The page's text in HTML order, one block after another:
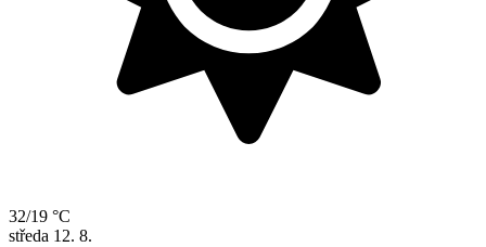
32/19 °C
středa 12. 8.